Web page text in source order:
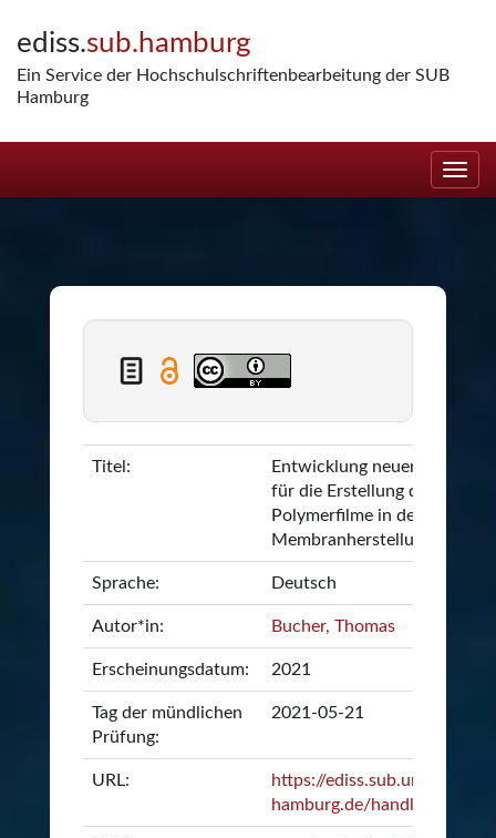
navigation
ediss.sub.hamburg
Ein Service der Hochschulschriftenbearbeitung der SUB
Hamburg
Titel:
Entwicklung neuer Verfahren
für die Erstellung dünner
Polymerfilme in der
Membranherstellung
Sprache: Deutsch
Autor*in: Bucher, Thomas
Erscheinungsdatum: 2021
Tag der mündlichen
Prüfung:
2021-05-21
URL:
https://ediss.sub.uni-
hamburg.de/handle/ediss/